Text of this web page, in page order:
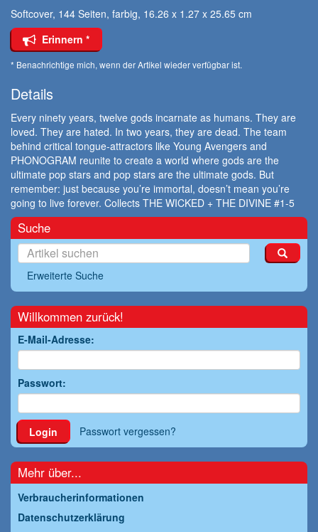
Softcover, 144 Seiten, farbig, 16.26 x 1.27 x 25.65 cm
Erinnern *
* Benachrichtige mich, wenn der Artikel wieder verfügbar ist.
Details
Every ninety years, twelve gods incarnate as humans. They are
loved. They are hated. In two years, they are dead. The team
behind critical tongue-attractors like Young Avengers and
PHONOGRAM reunite to create a world where gods are the
ultimate pop stars and pop stars are the ultimate gods. But
remember: just because you’re immortal, doesn’t mean you’re
going to live forever. Collects THE WICKED + THE DIVINE #1-5
Suche
Erweiterte Suche
Willkommen zurück!
E-Mail-Adresse:
Passwort:
Login Passwort vergessen?
Mehr über...
Verbraucherinformationen
Datenschutzerklärung